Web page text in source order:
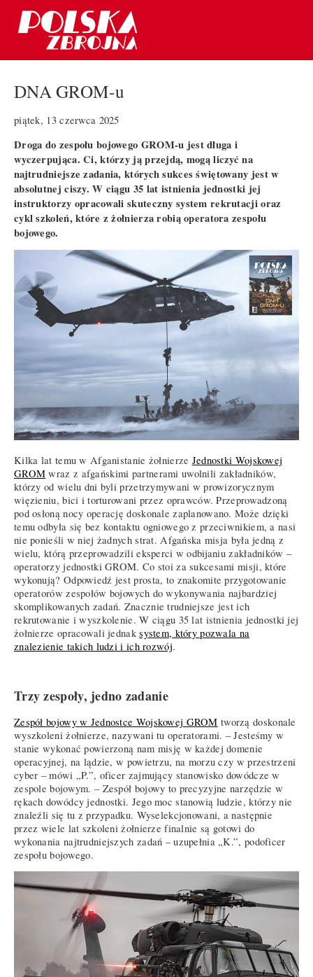
DNA GROM-u
piątek, 13 czerwca 2025
Droga do zespołu bojowego GROM-u jest długa i
wyczerpująca. Ci, którzy ją przejdą, mogą liczyć na
najtrudniejsze zadania, których sukces świętowany jest w
absolutnej ciszy. W ciągu 35 lat istnienia jednostki jej
instruktorzy opracowali skuteczny system rekrutacji oraz
cykl szkoleń, które z żołnierza robią operatora zespołu
bojowego.
Kilka lat temu w Afganistanie żołnierze Jednostki Wojskowej
GROM wraz z afgańskimi partnerami uwolnili zakładników,
którzy od wielu dni byli przetrzymywani w prowizorycznym
więzieniu, bici i torturowani przez oprawców. Przeprowadzoną
pod osłoną nocy operację doskonale zaplanowano. Może dzięki
temu odbyła się bez kontaktu ogniowego z przeciwnikiem, a nasi
nie ponieśli w niej żadnych strat. Afgańska misja była jedną z
wielu, którą przeprowadzili eksperci w odbijaniu zakładników –
operatorzy jednostki GROM. Co stoi za sukcesami misji, które
wykonują? Odpowiedź jest prosta, to znakomite przygotowanie
operatorów zespołów bojowych do wykonywania najbardziej
skomplikowanych zadań. Znacznie trudniejsze jest ich
rekrutowanie i wyszkolenie. W ciągu 35 lat istnienia jednostki jej
żołnierze opracowali jednaksystem, który pozwala na
znalezienie takich ludzi i ich rozwój.
Trzy zespoły, jedno zadanie
Zespół bojowy w Jednostce Wojskowej GROM tworzą doskonale
wyszkoleni żołnierze, nazywani tu operatorami. – Jesteśmy w
stanie wykonać powierzoną nam misję w każdej domenie
operacyjnej, na lądzie, w powietrzu, na morzu czy w przestrzeni
cyber – mówi „P.”, oficer zajmujący stanowisko dowódcze w
zespole bojowym. – Zespół bojowy to precyzyjne narzędzie w
rękach dowódcy jednostki. Jego moc stanowią ludzie, którzy nie
znaleźli się tu z przypadku. Wyselekcjonowani, a następnie
przez wiele lat szkoleni żołnierze finalnie są gotowi do
wykonania najtrudniejszych zadań – uzupełnia „K.”, podoficer
zespołu bojowego.